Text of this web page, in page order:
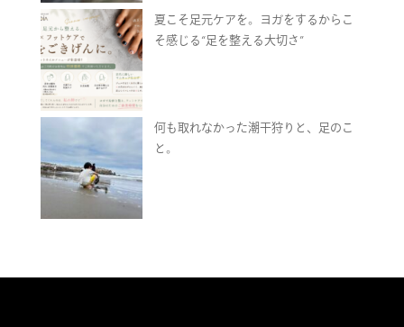
夏こそ足元ケアを。ヨガをするからこ
そ感じる“足を整える大切さ”
何も取れなかった潮干狩りと、足のこ
と。